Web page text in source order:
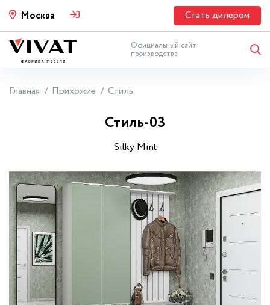
Москва Стать дилером
Официальный сайт
производства
Главная Прихожие Стиль
Стиль-03
Silky Mint